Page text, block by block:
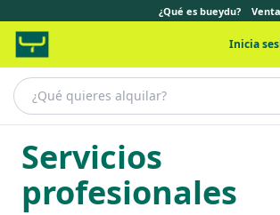
¿Qué es bueydu?
Inicia
Servicios
profesionales